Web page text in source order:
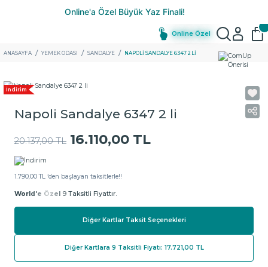
Online Özel
ANASAYFA YEMEK ODASI SANDALYE NAPOLI SANDALYE 6347 2 LI
İndirim
Napoli Sandalye 6347 2 li
20.137,00 TL 16.110,00 TL
1.790,00 TL ‘den başlayan taksitlerle!!
World'e Özel 9 Taksitli Fiyattır.
Diğer Kartlar Taksit Seçenekleri
Diğer Kartlara 9 Taksitli Fiyatı: 17.721,00 TL